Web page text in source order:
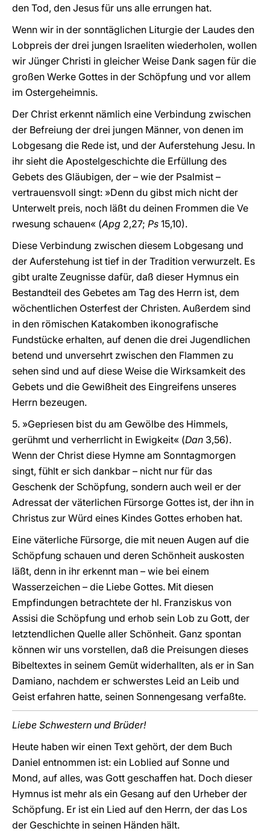
den Tod, den Jesus für uns alle errungen hat.
Wenn wir in der sonntäglichen Liturgie der Laudes den
Lobpreis der drei jungen Israeliten wiederholen, wollen
wir Jünger Christi in gleicher Weise Dank sagen für die
großen Werke Gottes in der Schöpfung und vor allem
im Ostergeheimnis.
Der Christ erkennt nämlich eine Verbindung zwischen
der Befreiung der drei jungen Männer, von denen im
Lobgesang die Rede ist, und der Auferstehung Jesu. In
ihr sieht die Apostelgeschichte die Erfüllung des
Gebets des Gläubigen, der – wie der Psalmist –
vertrauensvoll singt: »Denn du gibst mich nicht der
Unterwelt preis, noch läßt du deinen Frommen die Ve
rwesung schauen« (Apg 2,27; Ps 15,10).
Diese Verbindung zwischen diesem Lobgesang und
der Auferstehung ist tief in der Tradition verwurzelt. Es
gibt uralte Zeugnisse dafür, daß dieser Hymnus ein
Bestandteil des Gebetes am Tag des Herrn ist, dem
wöchentlichen Osterfest der Christen. Außerdem sind
in den römischen Katakomben ikonografische
Fundstücke erhalten, auf denen die drei Jugendlichen
betend und unversehrt zwischen den Flammen zu
sehen sind und auf diese Weise die Wirksamkeit des
Gebets und die Gewißheit des Eingreifens unseres
Herrn bezeugen.
5. »Gepriesen bist du am Gewölbe des Himmels,
gerühmt und verherrlicht in Ewigkeit« (Dan 3,56).
Wenn der Christ diese Hymne am Sonntagmorgen
singt, fühlt er sich dankbar – nicht nur für das
Geschenk der Schöpfung, sondern auch weil er der
Adressat der väterlichen Fürsorge Gottes ist, der ihn in
Christus zur Würd eines Kindes Gottes erhoben hat.
Eine väterliche Fürsorge, die mit neuen Augen auf die
Schöpfung schauen und deren Schönheit auskosten
läßt, denn in ihr erkennt man – wie bei einem
Wasserzeichen – die Liebe Gottes. Mit diesen
Empfindungen betrachtete der hl. Franziskus von
Assisi die Schöpfung und erhob sein Lob zu Gott, der
letztendlichen Quelle aller Schönheit. Ganz spontan
können wir uns vorstellen, daß die Preisungen dieses
Bibeltextes in seinem Gemüt widerhallten, als er in San
Damiano, nachdem er schwerstes Leid an Leib und
Geist erfahren hatte, seinen Sonnengesang verfaßte.
Liebe Schwestern und Brüder!
Heute haben wir einen Text gehört, der dem Buch
Daniel entnommen ist: ein Loblied auf Sonne und
Mond, auf alles, was Gott geschaffen hat. Doch dieser
Hymnus ist mehr als ein Gesang auf den Urheber der
Schöpfung. Er ist ein Lied auf den Herrn, der das Los
der Geschichte in seinen Händen hält.